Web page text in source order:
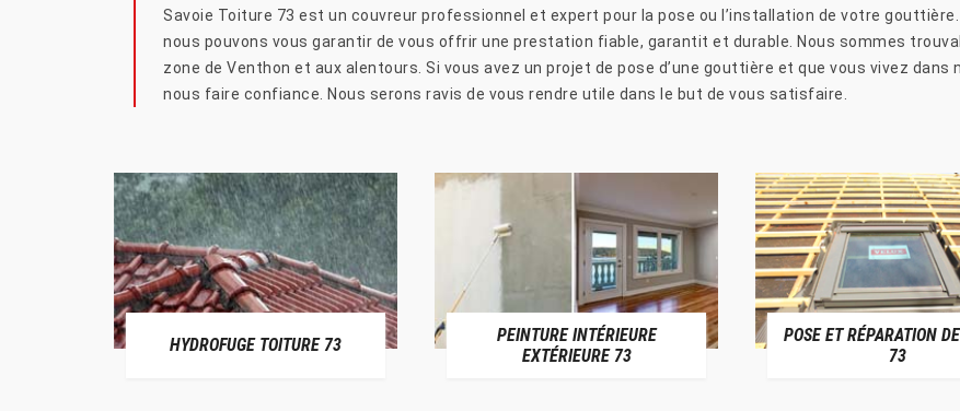
Savoie Toiture 73 est un couvreur professionnel et expert pour la pose ou l’installation de votre
nous pouvons vous garantir de vous offrir une prestation fiable, garantit et durable. Nous sommes
zone de Venthon et aux alentours. Si vous avez un projet de pose d’une gouttière et que vous vivez
nous faire confiance. Nous serons ravis de vous rendre utile dans le but de vous satisfaire.
HYDROFUGE TOITURE 73
PEINTURE INTÉRIEURE
EXTÉRIEURE 73
POSE ET RÉPARATION
73